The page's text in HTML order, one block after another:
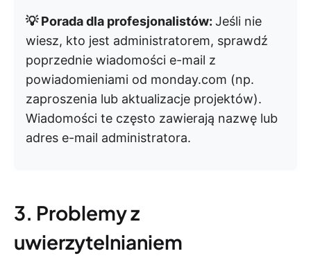
💡 Porada dla profesjonalistów: Jeśli nie
wiesz, kto jest administratorem, sprawdź
poprzednie wiadomości e-mail z
powiadomieniami od monday.com (np.
zaproszenia lub aktualizacje projektów).
Wiadomości te często zawierają nazwę lub
adres e-mail administratora.
3. Problemy z
uwierzytelnianiem